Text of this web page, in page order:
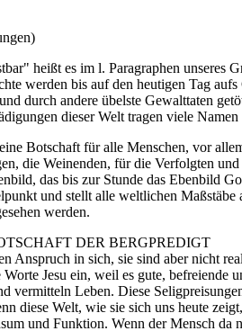
heißt es im l. Paragraphen unseres
werden bis auf den heutigen Tag
durch andere übelste Gewalttaten
dieser Welt tragen viele
Botschaft für alle Menschen, vor
die Weinenden, für die Verfolgten
das bis zur Stunde das Ebenbild
und stellt alle weltlichen Maßstäbe
werden.
DER BERGPREDIGT
Anspruch in sich, sie sind aber nicht
Jesu ein, weil es gute, befreiende
vermitteln Leben. Diese
diese Welt, wie sie sich uns heute
und Funktion. Wenn der Mensch